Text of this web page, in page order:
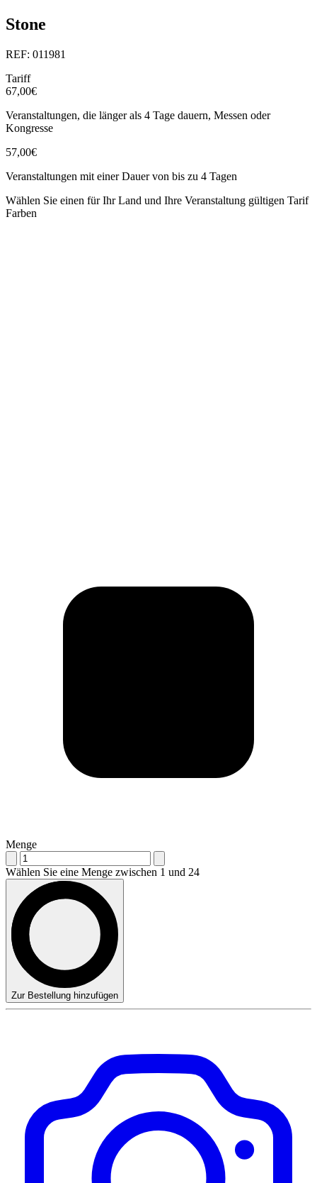
Stone
REF: 011981
Tariff
67,00€
Veranstaltungen, die länger als 4 Tage dauern, Messen oder
Kongresse
57,00€
Veranstaltungen mit einer Dauer von bis zu 4 Tagen
Wählen Sie einen für Ihr Land und Ihre Veranstaltung gültigen Tarif
Farben
Menge
Wählen Sie eine Menge zwischen 1 und 24
Zur Bestellung hinzufügen